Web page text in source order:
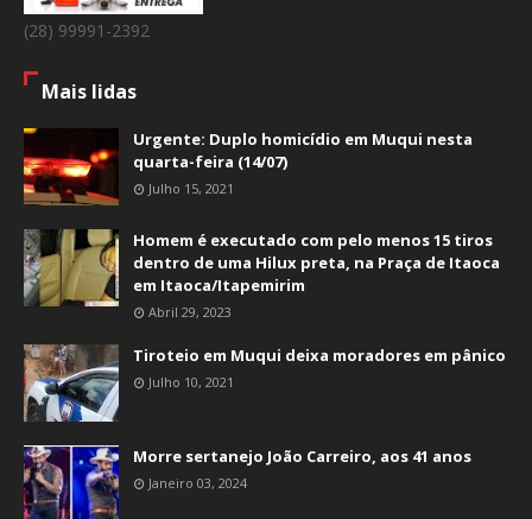
(28) 99991-2392
Mais lidas
Urgente: Duplo homicídio em Muqui nesta
quarta-feira (14/07)
Julho 15, 2021
Homem é executado com pelo menos 15 tiros
dentro de uma Hilux preta, na Praça de Itaoca
em Itaoca/Itapemirim
Abril 29, 2023
Tiroteio em Muqui deixa moradores em pânico
Julho 10, 2021
Morre sertanejo João Carreiro, aos 41 anos
Janeiro 03, 2024